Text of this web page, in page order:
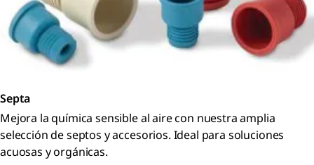
Septa
Mejora la química sensible al aire con nuestra amplia
selección de septos y accesorios. Ideal para soluciones
acuosas y orgánicas.